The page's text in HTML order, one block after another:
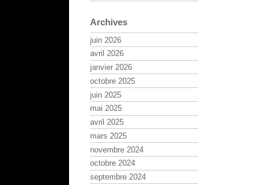
Archives
juin 2026
avril 2026
janvier 2026
octobre 2025
juin 2025
mai 2025
avril 2025
mars 2025
novembre 2024
octobre 2024
septembre 2024